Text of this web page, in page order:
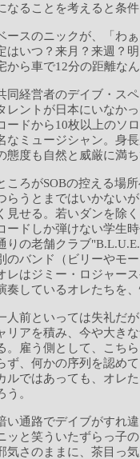
なることを考えると条
ースのニックが、「わ
はいつ？来月？来週？
から車で12分の距離な
同経営者のデイブ・ス
レントが日本にいなか
ードから10枚以上のソ
なミュージシャン。身
態度も自然と威厳に満
ころがSOBの控える場
らうとまではいかない
見せる。若いダンを除
ードしか弾けない学生
りの老舗クラブ
のバンド（ビリーやモ
レはジミー・ロジャー
奏しているオレたちを
人前といっては失礼だ
リアを積み、今や大き
。雇う側として、こち
ず、何かの序列を認め
ルではあっても、オレ
う。
い通路でデイブがすれ
ッと笑ういたずらっ子
気さのままに、茶目っ